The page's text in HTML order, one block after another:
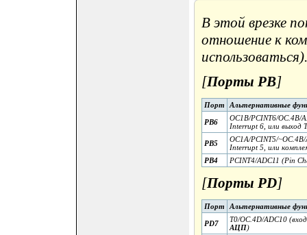
В этой врезке
отношение к
использоваться).
[Порты PB]
Порт Альтернативные
PB6
OC1B/PCINT6/OC.4B/
Interrupt 6, или выход
PB5
OC1A/PCINT5/
Interrupt 5, или
PB4
PCINT4/ADC11 (Pin
[Порты PD]
Порт Альтернативные
PD7
T0/OC.4D/ADC10
АЦП)